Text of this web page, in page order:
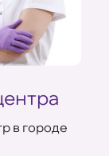
в городе